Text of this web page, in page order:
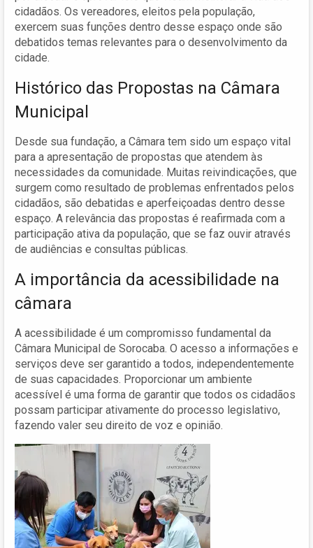
cidadãos. Os vereadores, eleitos pela população,
exercem suas funções dentro desse espaço onde são
debatidos temas relevantes para o desenvolvimento da
cidade.
Histórico das Propostas na Câmara
Municipal
Desde sua fundação, a Câmara tem sido um espaço vital
para a apresentação de propostas que atendem às
necessidades da comunidade. Muitas reivindicações, que
surgem como resultado de problemas enfrentados pelos
cidadãos, são debatidas e aperfeiçoadas dentro desse
espaço. A relevância das propostas é reafirmada com a
participação ativa da população, que se faz ouvir através
de audiências e consultas públicas.
A importância da acessibilidade na
câmara
A acessibilidade é um compromisso fundamental da
Câmara Municipal de Sorocaba. O acesso a informações e
serviços deve ser garantido a todos, independentemente
de suas capacidades. Proporcionar um ambiente
acessível é uma forma de garantir que todos os cidadãos
possam participar ativamente do processo legislativo,
fazendo valer seu direito de voz e opinião.